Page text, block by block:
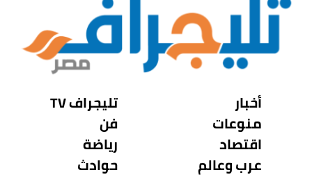
أخبار
منوعات
اقتصاد
عرب وعالم
تليجراف TV
فن
رياضة
حوادث